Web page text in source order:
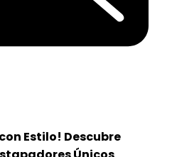
Estilo! Descubre